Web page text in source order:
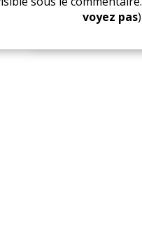
voyez pas)